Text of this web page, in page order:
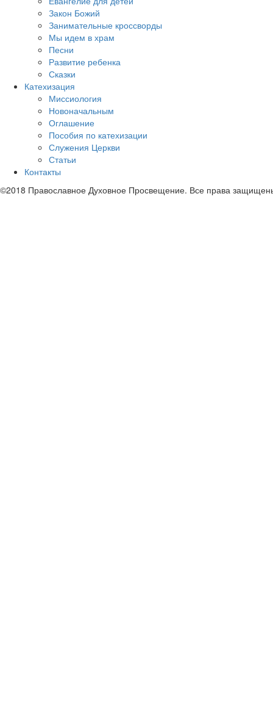
Закон Божий
Занимательные кроссворды
Мы идем в храм
Песни
Развитие ребенка
Сказки
Катехизация
Миссиология
Новоначальным
Оглашение
Пособия по катехизации
Служения Церкви
Статьи
Контакты
©2018 Православное Духовное Просвещение. Все права